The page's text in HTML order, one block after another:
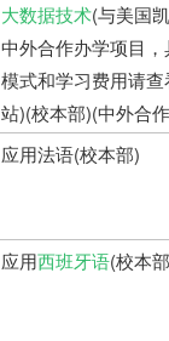
大数据技术(与美国
中外合作办学项目
模式和学习费用请查
站)(校本部)(中外合
应用法语(校本部)
应用西班牙语(校本